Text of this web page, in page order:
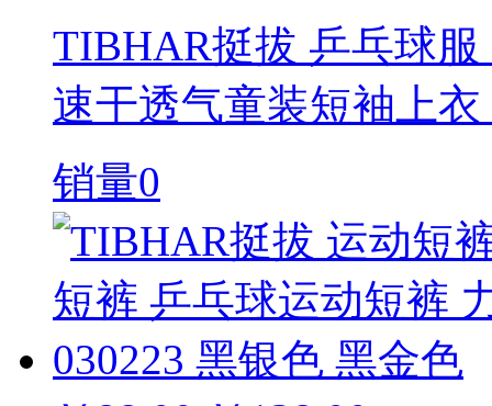
TIBHAR挺拔 乒乓球
速干透气童装短袖上
销量0